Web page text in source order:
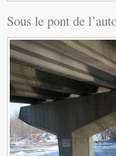
Sous le pont de